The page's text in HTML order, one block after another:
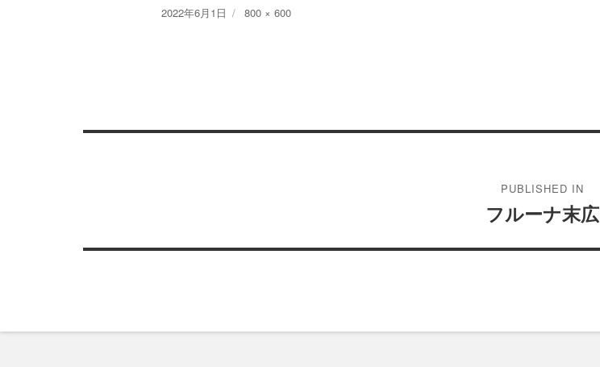
Posted
2022年6月1日
Full
800 × 600
ゲ
PUBLISHED IN
フルーナ末広